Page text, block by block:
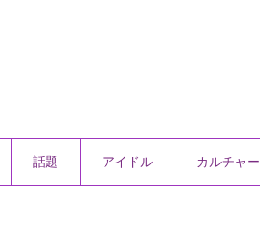
話題 アイドル カルチャー